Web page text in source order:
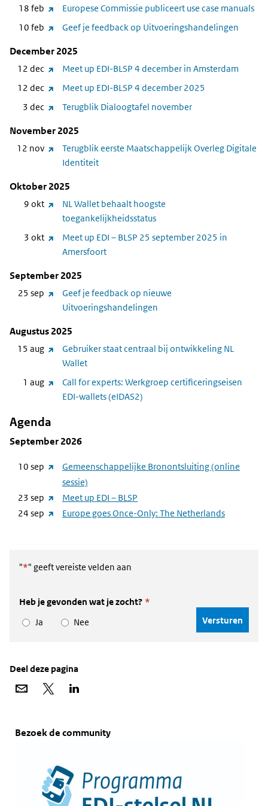
website)
18 feb Europese Commissie publiceert use case manuals
(link
naar
website)
10 feb Geef je feedback op Uitvoeringshandelingen
(link
andere
website)
December 2025
12 dec Meet up EDI-BLSP 4 december in Amsterdam
(link
website)
12 dec Meet up EDI-BLSP 4 december 2025
(link
website)
3 dec Terugblik Dialoogtafel november
(link
andere
website)
November 2025
12 nov
Terugblik eerste Maatschappelijk Overleg Digitale
Identiteit
(link
naar
website)
Oktober 2025
9 okt
NL Wallet behaalt hoogste
toegankelijkheidsstatus
(link
naar
website)
3 okt
Meet up EDI – BLSP 25 september 2025 in
Amersfoort
(link
naar
website)
September 2025
25 sep
Geef je feedback op nieuwe
Uitvoeringshandelingen
(link
naar
website)
Augustus 2025
15 aug
Gebruiker staat centraal bij ontwikkeling NL
Wallet
(link
naar
andere
website)
1 aug
Call for experts: Werkgroep certificeringseisen
EDI-wallets (eIDAS2)
(link
naar
Agenda
September 2026
10 sep
Gemeenschappelijke Bronontsluiting (online
sessie)
(link
naar
andere
website)
23 sep Meet up EDI – BLSP
(link
naar
24 sep Europe goes Once-Only: The Netherlands
(link
"*" geeft vereiste velden aan
Heb je gevonden wat je zocht? *
Ja
Nee
Deel deze pagina
Deel
Deel
Widgetruimte
algemeen
Bezoek de community